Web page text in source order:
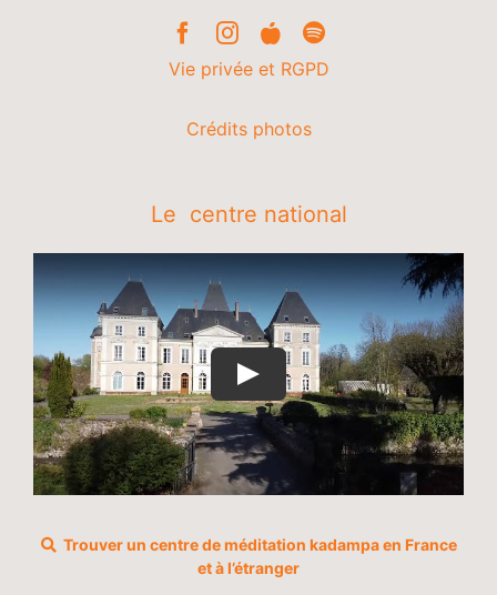
Vie privée et RGPD
Crédits photos
Le centre national
Trouver un centre de méditation kadampa en France
et à l’étranger